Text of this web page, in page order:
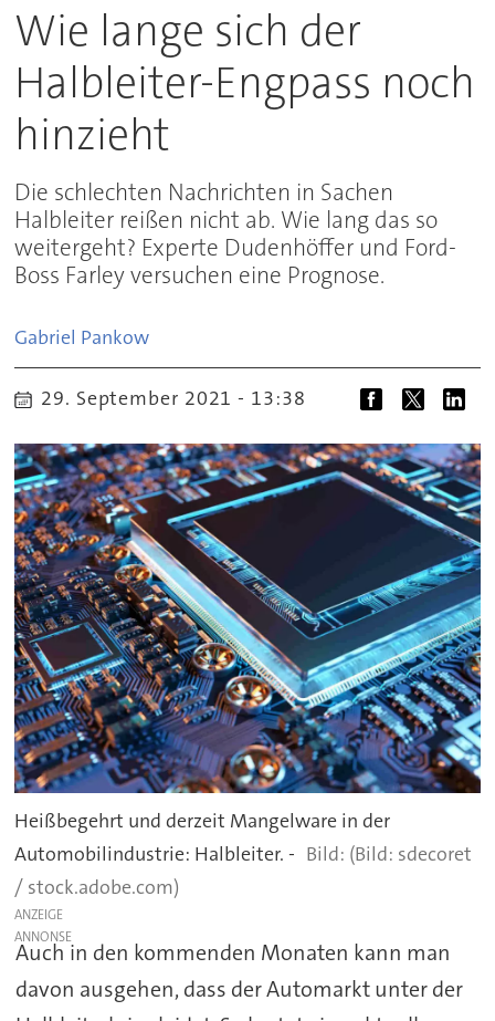
Wie lange sich der
Halbleiter-Engpass noch
hinzieht
Die schlechten Nachrichten in Sachen
Halbleiter reißen nicht ab. Wie lang das so
weitergeht? Experte Dudenhöffer und Ford-
Boss Farley versuchen eine Prognose.
Gabriel Pankow
29. September 2021 - 13:38
Heißbegehrt und derzeit Mangelware in der
Automobilindustrie: Halbleiter. -
(Bild: sdecoret
/ stock.adobe.com)
ANZEIGE
Auch in den kommenden Monaten kann man
davon ausgehen, dass der Automarkt unter der